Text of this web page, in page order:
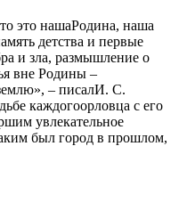
это нашаРодина, наша
детства и первые
и зла, размышление о
вне Родины –
– писалИ. С.
каждогоорловца с его
увлекательное
был город в прошлом,